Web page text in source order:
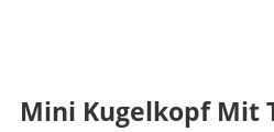
Mini Kugelkopf Mit